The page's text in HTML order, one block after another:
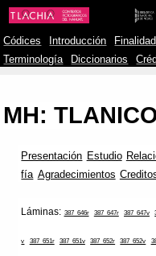
Códices Introducción
Terminología
Diccionarios
MH:
Presentación Estudio
fía Agradecimientos
Láminas: 387_646r 387_647r 387_647v
v 387_651r 387_651v 387_652r 387_652v